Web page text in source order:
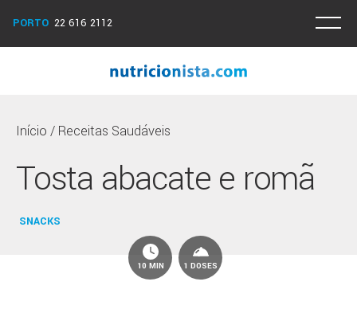
PORTO 22 616 2112
Início / Receitas Saudáveis
Tosta abacate e romã
SNACKS
10 MIN 1 DOSES